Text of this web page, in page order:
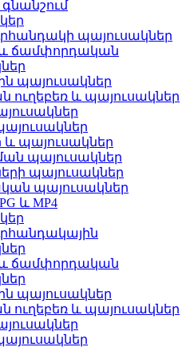
պայուսակներ
ճամփորդական
պայուսակներ
ուղեբեռ և պայուսակներ
և պայուսակներ
պայուսակներ
պայուսակներ
​​պայուսակներ
և MP4
ճամփորդական
պայուսակներ
ուղեբեռ և պայուսակներ